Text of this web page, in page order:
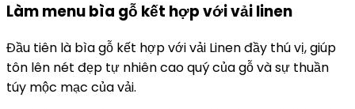
Làm menu bìa gỗ kết hợp với vải linen
Đầu tiên là bìa gỗ kết hợp với vải Linen đầy thú vị, giúp
tôn lên nét đẹp tự nhiên cao quý của gỗ và sự thuần
túy mộc mạc của vải.